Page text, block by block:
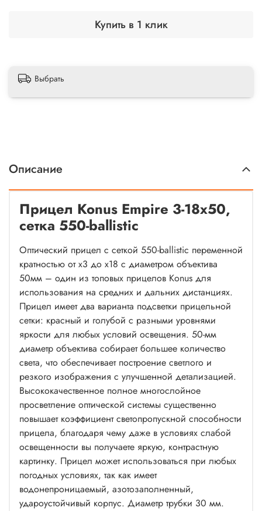
Купить в 1 клик
Выбрать
Описание
Прицел Konus Empire 3-18x50,
сетка 550-ballistic
Оптический прицел с сеткой 550-ballistic переменной
кратностью от x3 до x18 с диаметром объектива
50мм – один из топовых прицелов Konus для
использования на средних и дальних дистанциях.
Прицел имеет два варианта подсветки прицельной
сетки: красный и голубой с разными уровнями
яркости для любых условий освещения. 50-мм
диаметр объектива собирает большее количество
света, что обеспечивает построение светлого и
резкого изображения с улучшенной детализацией.
Высококачественное полное многослойное
просветление оптической системы существенно
повышает коэффициент светопропускной способности
прицела, благодаря чему даже в условиях слабой
освещенности вы получаете яркую, контрастную
картинку. Прицел может использоваться при любых
погодных условиях, так как имеет
водонепроницаемый, азотозаполненный,
удароустойчивый корпус. Диаметр трубки 30 мм.